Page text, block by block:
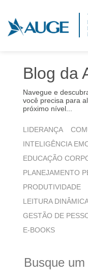
Blog da
Navegue e
você precisa para
próximo nível...
LIDERANÇA
INTELIGÊNCIA
EDUCAÇÃO
PLANEJAMENTO
PRODUTIVIDADE
LEITURA
GESTÃO DE
E-BOOKS